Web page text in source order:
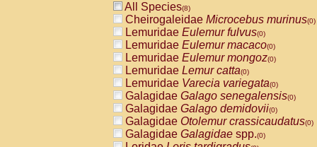
All Species(8)
Cheirogaleidae Microcebus murinus(0)
Lemuridae Eulemur fulvus(0)
Lemuridae Eulemur macaco(0)
Lemuridae Eulemur mongoz(0)
Lemuridae Lemur catta(0)
Lemuridae Varecia variegata(0)
Galagidae Galago senegalensis(0)
Galagidae Galago demidovii(0)
Galagidae Otolemur crassicaudatus(0)
Galagidae Galagidae spp.(0)